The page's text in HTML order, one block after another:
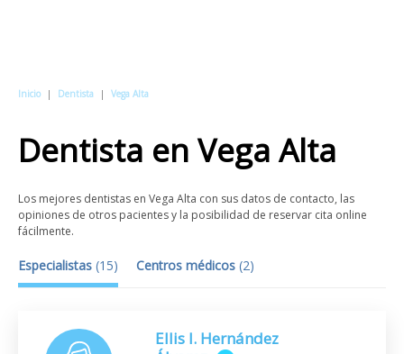
Inicio | Dentista | Vega Alta
Dentista enVega Alta
Los mejores dentistas en Vega Alta con sus datos de contacto, las
opiniones de otros pacientes y la posibilidad de reservar cita online
fácilmente.
Especialistas (15) Centros médicos (2)
Ellis I. Hernández